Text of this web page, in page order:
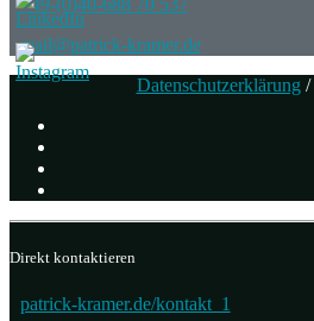
mail@patrick-kramer.de
Datenschutzerklärung /
Direkt kontaktieren
patrick-kramer.de/kontakt_1